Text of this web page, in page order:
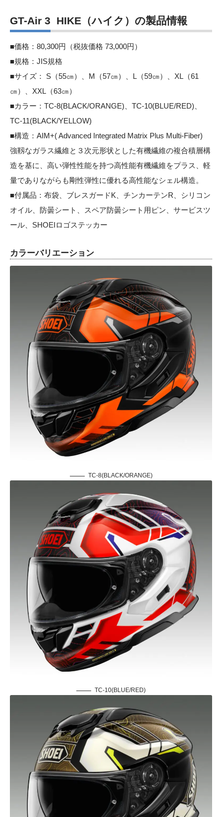
GT-Air 3 HIKE（ハイク）の製品情報
■価格：80,300円（税抜価格 73,000円）
■規格：JIS規格
■サイズ： S（55㎝）、M（57㎝）、L（59㎝）、XL（61
㎝）、XXL（63㎝）
■カラー：TC-8(BLACK/ORANGE)、TC-10(BLUE/RED)、
TC-11(BLACK/YELLOW)
■構造：AIM+( Advanced Integrated Matrix Plus Multi-Fiber)
強靱なガラス繊維と３次元形状とした有機繊維の複合積層構
造を基に、高い弾性性能を持つ高性能有機繊維をプラス、軽
量でありながらも剛性弾性に優れる高性能なシェル構造。
■付属品：布袋、ブレスガードK、チンカーテンR、シリコン
オイル、防曇シート、スペア防曇シート用ピン、サービスツ
ール、SHOEIロゴステッカー
カラーバリエーション
TC-8(BLACK/ORANGE)
TC-10(BLUE/RED)